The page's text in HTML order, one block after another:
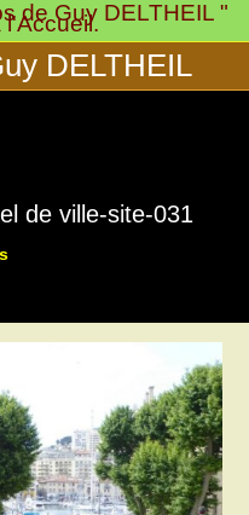
de Guy DELTHEIL "
l'Accueil.
DELTHEIL
de ville-site-031